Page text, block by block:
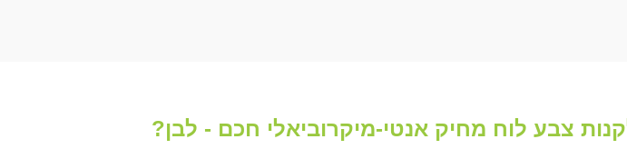
צבע לוח מחיק אנטי-מיקרוביאלי חכם - לבן?